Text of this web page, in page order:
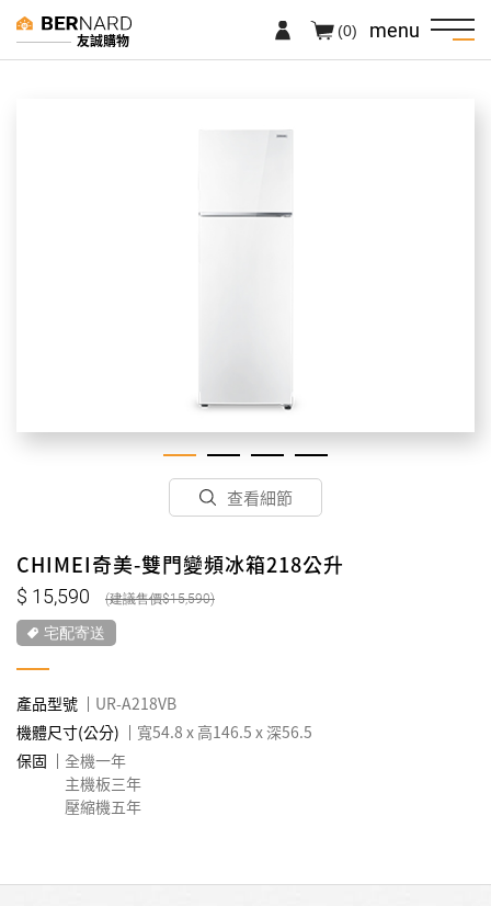
友誠購物 menu
(0)
查看細節
CHIMEI奇美-雙門變頻冰箱218公升
15,590 15,590
宅配寄送
產品型號
UR-A218VB
機體尺寸(公分)
寬54.8 x 高146.5 x 深56.5
保固
全機一年
主機板三年
壓縮機五年